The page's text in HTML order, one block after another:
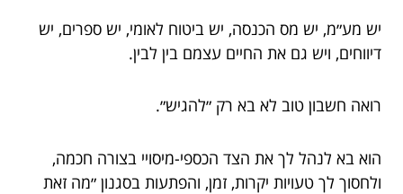
יש מע״מ, יש מס הכנסה, יש ביטוח לאומי, יש ספרים, יש
דיווחים, ויש גם את החיים עצמם בין לבין.
רואה חשבון טוב לא בא רק ״להגיש״.
הוא בא לנהל לך את הצד הכספי-מיסויי בצורה חכמה,
ולחסוך לך טעויות יקרות, זמן, והפתעות בסגנון ״מה זאת